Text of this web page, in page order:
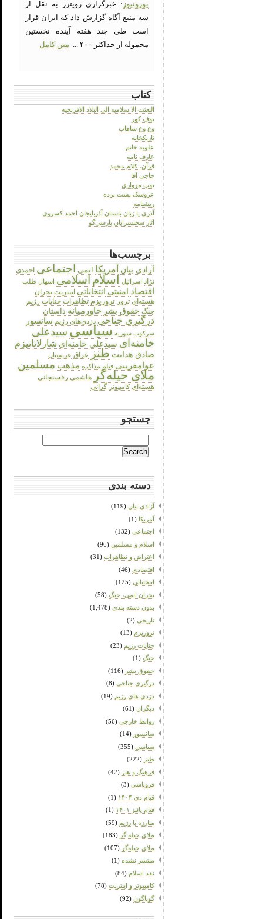
یورونیوز : خبرگزاری رویترز به نقل از
سه منبع آگاه گزارش داد که ایران قرار
است طی چند هفته آینده نخستین
محموله از حداکثر ۴۰۰ ...
متن کامل
کتاب
البعثت الا سلامیه الی البلاد الافرنجیه
بوف کور
وغ وغ ساهاب
تاریکخانه
علویه خانم
عارف نامه
قرآن، کلام محمد
حاجی آقا
توپ مرواری
عروسک پشت پرده
ریشنامه
آذری یا زبان باستان آذربایجان احمد کسروی
آثار سخنسرایان پارسی‌گو
برچسب‌ها
آزادی بیان آمریکا اتمی اجتماعی احمدی
نژاد اسرائیل اسلام اسلامی اسهال طلب
اقتصاد امنیتی انتخاباتی اینترنت بحران
هسته‌ای ترور تروریزم تظاهرات جنایات رژیم
جنگ حقوق بشر خاورمیانه داستان
درگیری جناحی دزدی‌های رژیم سانسور
سرکوب سوریه سیاسی سیدعلی
خامنه‌ای سیدعلی خامنه‌ای شارلاتانیزم
صادق هدایت طنز عراق عربستان
عوامفریبی فیلم مذاکره مذهب مسلمین
ملای حیله‌گر
هاشمی رفسنجانی
هسته‌ای کامپیوتر گرانی
جستجو
for:
دسته بندی
آزادی بیان (119)
آمریکا (1)
اجتماعی (132)
اسلام و مسلمین (96)
اعتراض و تظاهرات (31)
اقتصادی (46)
انتخاباتی (125)
بحران اتمی، جنگ (58)
بدون دسته بندی (1,478)
تاریخی (2)
تروریزم (13)
جنایات رژیم (23)
جنگ (1)
حقوق بشر (116)
درگیری جناحی (8)
دزدی های رژیم (19)
دیگران (61)
روابط خارجی (56)
سانسور (14)
سیاسی (355)
طنز (222)
فرهنگ و هنر (42)
فروپاشی (3)
قیام دی ۱۴۰۴
(1)
قیام پائیز ۱۴۰۱
(1)
مبارزه با رژیم (59)
ملای حیله گر (183)
ملای حیله‌گر (107)
منتشر نشده (1)
نقد اسلام (84)
کامپیوتر و اینترنت (78)
گوناگون (92)